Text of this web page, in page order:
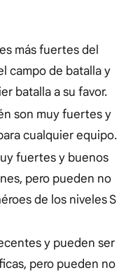
más fuertes del
campo de batalla y
batalla a su favor.
son muy fuertes y
cualquier equipo.
fuertes y buenos
pero pueden no
de los niveles S
y pueden ser
pero pueden no